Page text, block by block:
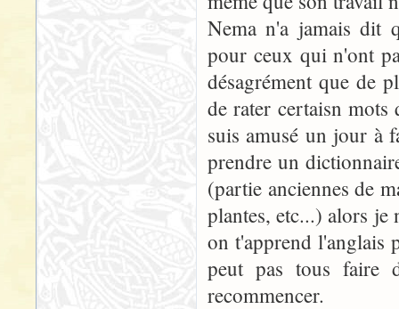
Nema n'a jamais dit
pour ceux qui n'ont
désagrément que de
de rater certaisn mots
suis amusé un jour à
prendre un
(partie anciennes de
plantes, etc...) alors
on t'apprend l'anglais
peut pas tous faire
recommencer.